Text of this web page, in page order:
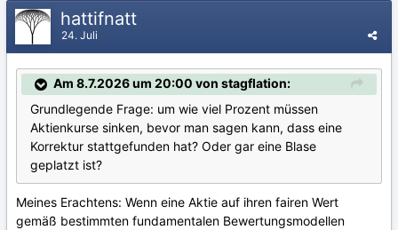
hattifnatt
24. Juli
Am 8.7.2026 um 20:00 von stagflation:
Grundlegende Frage: um wie viel Prozent müssen
Aktienkurse sinken, bevor man sagen kann, dass eine
Korrektur stattgefunden hat? Oder gar eine Blase
geplatzt ist?
Meines Erachtens: Wenn eine Aktie auf ihren fairen Wert
gemäß bestimmten fundamentalen Bewertungsmodellen